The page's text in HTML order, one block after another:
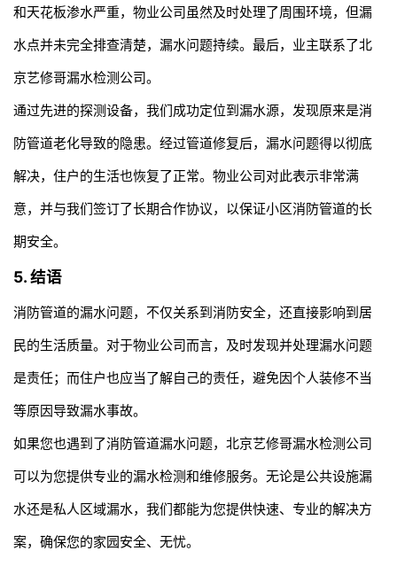
和天花板渗水严重，物业公司虽然及时处理了周围环境，但漏
水点并未完全排查清楚，漏水问题持续。最后，业主联系了北
京艺修哥漏水检测公司。
通过先进的探测设备，我们成功定位到漏水源，发现原来是消
防管道老化导致的隐患。经过管道修复后，漏水问题得以彻底
解决，住户的生活也恢复了正常。物业公司对此表示非常满
意，并与我们签订了长期合作协议，以保证小区消防管道的长
期安全。
5. 结语
消防管道的漏水问题，不仅关系到消防安全，还直接影响到居
民的生活质量。对于物业公司而言，及时发现并处理漏水问题
是责任；而住户也应当了解自己的责任，避免因个人装修不当
等原因导致漏水事故。
如果您也遇到了消防管道漏水问题，北京艺修哥漏水检测公司
可以为您提供专业的漏水检测和维修服务。无论是公共设施漏
水还是私人区域漏水，我们都能为您提供快速、专业的解决方
案，确保您的家园安全、无忧。